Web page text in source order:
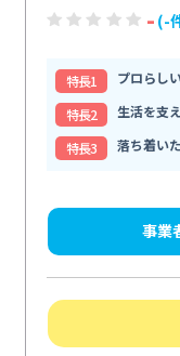
- (-
特⻑1
プロらし
特⻑2
生活を支
特⻑3
落ち着い
事業